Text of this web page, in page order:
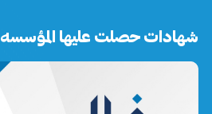
شهادات حصلت عليها المؤسسه